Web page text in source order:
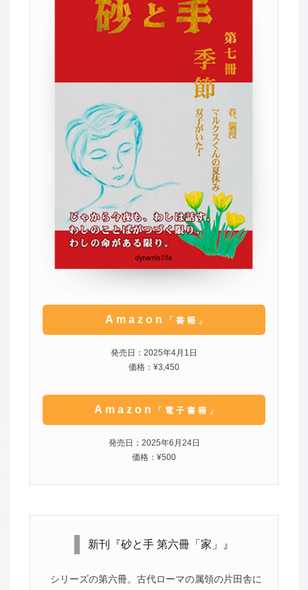
Amazon 「書籍」
発売日：2025年4月1日
価格：¥3,450
Amazon 「電子書籍」
発売日：2025年6月24日
価格：¥500
新刊『砂と手 第六冊「家」』
シリーズの第六冊。古代ローマの属領の片田舎に